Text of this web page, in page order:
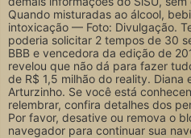
Quando misturadas ao álcool,
intoxicação — Foto: Divulgação.
poderia solicitar 2 tempos de 30
BBB e vencedora da edição de
revelou que não dá para fazer
de R$ 1,5 milhão do reality. Diana
Arturzinho. Se você está
relembrar, confira detalhes dos
Por favor, desative ou remova o
navegador para continuar sua